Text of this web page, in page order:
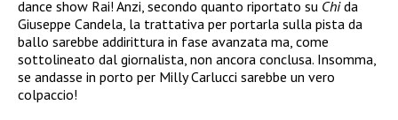
dance show Rai! Anzi, secondo quanto riportato su Chida
Giuseppe Candela, la trattativa per portarla sulla pista da
ballo sarebbe addirittura in fase avanzata ma, come
sottolineato dal giornalista, non ancora conclusa. Insomma,
se andasse in porto per Milly Carlucci sarebbe un vero
colpaccio!